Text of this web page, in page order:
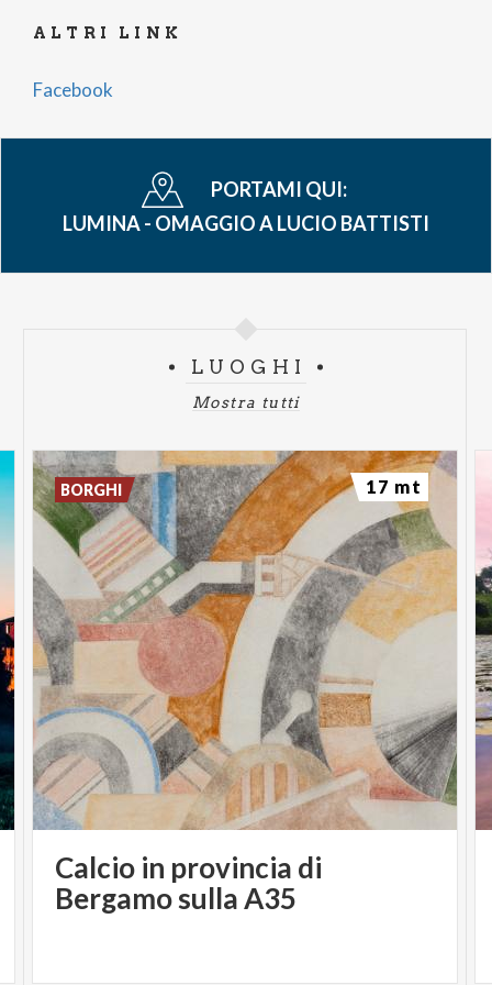
ALTRI LINK
Facebook
PORTAMI QUI:
LUMINA - OMAGGIO A LUCIO BATTISTI
LUOGHI
Mostra tutti
Calcio in provincia di
Bergamo sulla A35
BORGHI 17 mt